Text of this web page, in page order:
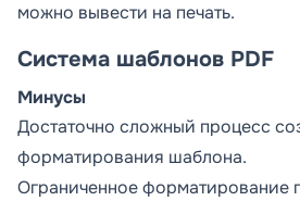
можно вывести на печать.
Система шаблонов PDF
Минусы
Достаточно сложный процесс
форматирования шаблона.
Ограниченное форматирование